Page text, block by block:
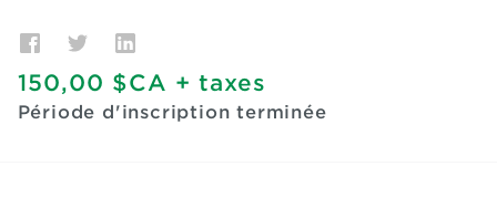
150,00 $CA + taxes
Période d'inscription terminée